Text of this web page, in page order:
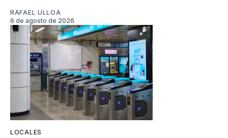
RAFAEL ULLOA
6 de agosto de 2026
LOCALES